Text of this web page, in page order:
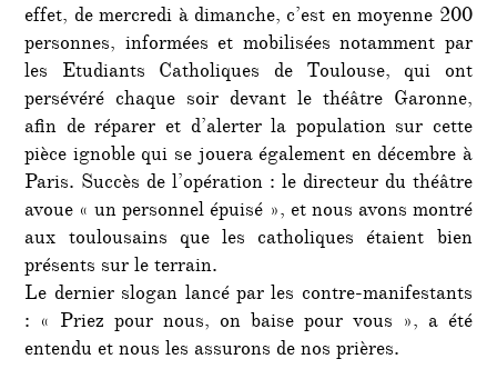
effet, de mercredi à dimanche, c’est en moyenne 200
personnes, informées et mobilisées notamment par
les Etudiants Catholiques de Toulouse, qui ont
persévéré chaque soir devant le théâtre Garonne,
afin de réparer et d’alerter la population sur cette
pièce ignoble qui se jouera également en décembre à
Paris. Succès de l’opération : le directeur du théâtre
avoue « un personnel épuisé », et nous avons montré
aux toulousains que les catholiques étaient bien
présents sur le terrain.
Le dernier slogan lancé par les contre-manifestants
: « Priez pour nous, on baise pour vous », a été
entendu et nous les assurons de nos prières.